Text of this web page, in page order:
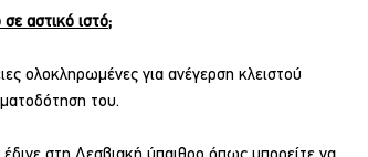
αστικό ιστό;
ολοκληρωμένες για ανέγερση κλειστού
του.